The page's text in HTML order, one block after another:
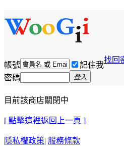
帳號 記住我
找回
密碼 登入
目前該商店關閉中
[ 點擊這裡返回上一頁 ]
隱私權政策| 服務條款